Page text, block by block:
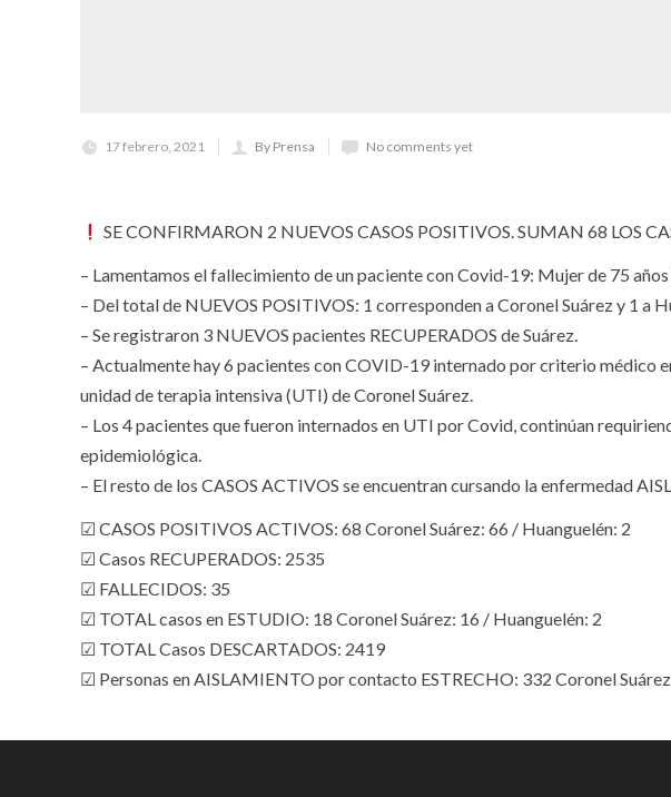
17 febrero, 2021 By Prensa No comments yet
SE CONFIRMARON 2 NUEVOS CASOS POSITIVOS. SUMAN 68 LOS
– Lamentamos el fallecimiento de un paciente con Covid-19: Mujer de 75
– Del total de NUEVOS POSITIVOS: 1 corresponden a Coronel Suárez y 1 a
– Se registraron 3 NUEVOS pacientes RECUPERADOS de Suárez.
– Actualmente hay 6 pacientes con COVID-19 internado por criterio médico
unidad de terapia intensiva (UTI) de Coronel Suárez.
– Los 4 pacientes que fueron internados en UTI por Covid, continúan
epidemiológica.
– El resto de los CASOS ACTIVOS se encuentran cursando la enfermedad
☑ CASOS POSITIVOS ACTIVOS: 68 Coronel Suárez: 66 / Huanguelén: 2
☑ Casos RECUPERADOS: 2535
☑ FALLECIDOS: 35
☑ TOTAL casos en ESTUDIO: 18 Coronel Suárez: 16 / Huanguelén: 2
☑ TOTAL Casos DESCARTADOS: 2419
☑ Personas en AISLAMIENTO por contacto ESTRECHO: 332 Coronel